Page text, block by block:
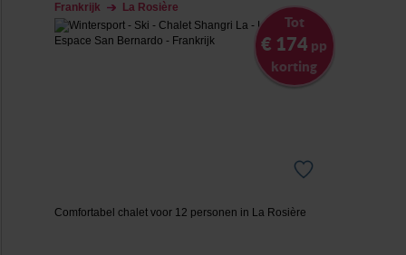
Frankrijk La Rosière
Tot
€ 174 pp
korting
Comfortabel chalet voor 12 personen in La Rosière